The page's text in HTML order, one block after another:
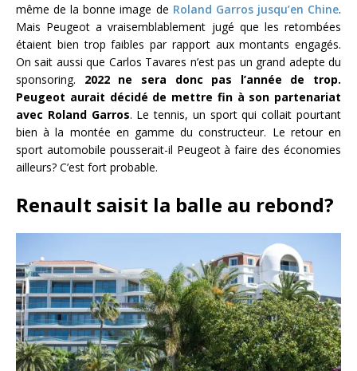
même de la bonne image de Roland Garros jusqu’en Chine.
Mais Peugeot a vraisemblablement jugé que les retombées
étaient bien trop faibles par rapport aux montants engagés.
On sait aussi que Carlos Tavares n’est pas un grand adepte du
sponsoring. 2022 ne sera donc pas l’année de trop.
Peugeot aurait décidé de mettre fin à son partenariat
avec Roland Garros. Le tennis, un sport qui collait pourtant
bien à la montée en gamme du constructeur. Le retour en
sport automobile pousserait-il Peugeot à faire des économies
ailleurs? C’est fort probable.
Renault saisit la balle au rebond?